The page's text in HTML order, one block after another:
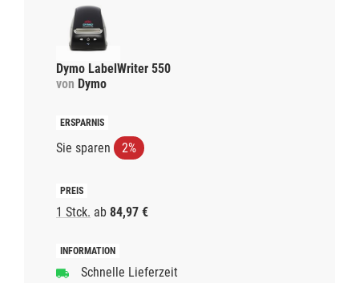
Dymo LabelWriter 550
von Dymo
Sie sparen 2%
1 Stck. ab 84,97 €
Schnelle Lieferzeit